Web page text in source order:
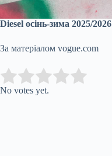
Diesel осінь-зима 2025/2026
За матеріалом vogue.com
Rate this item:
No votes yet.